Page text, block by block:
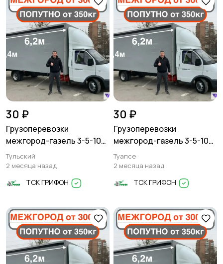
30 ₽
Грузоперевозки
межгород-газель 3-5-10
тонн
Тульский
2 месяца назад
ТСК ГРИФОН
30 ₽
Грузоперевозки
межгород-газель 3-5-10
тонн
Туапсе
2 месяца назад
ТСК ГРИФОН